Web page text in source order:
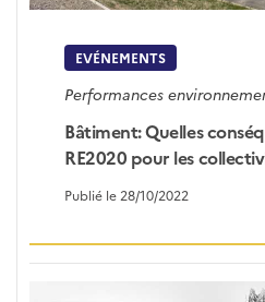
EVÉNEMENTS
Performances
Bâtiment: Quelles
RE2020 pour les
Publié le 28/10/2022